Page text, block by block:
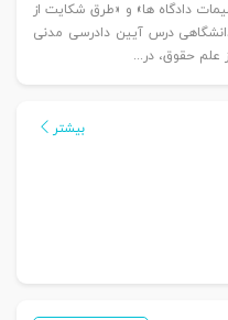
دادگاه ها» و «طرق شکایت از
درس آیین دادرسی مدنی
علم حقوق، در...
بیشتر